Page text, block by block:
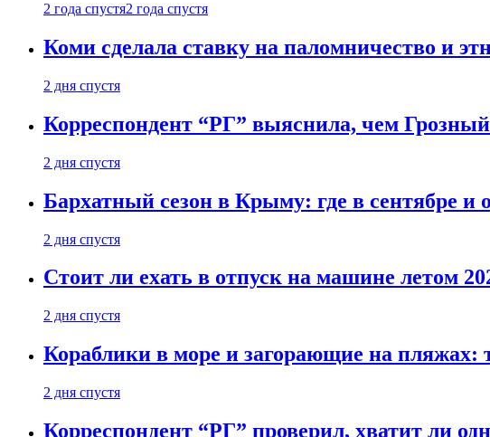
2 года спустя2 года спустя
Коми сделала ставку на паломничество и
2 дня спустя
Корреспондент “РГ” выяснила, чем
2 дня спустя
Бархатный сезон в Крыму: где в сентябре и
2 дня спустя
Стоит ли ехать в отпуск на машине летом
2 дня спустя
Кораблики в море и загорающие на
2 дня спустя
Корреспондент “РГ” проверил, хватит ли